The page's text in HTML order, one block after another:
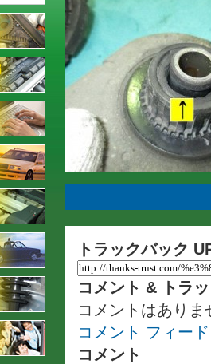
トラックバック
コメント & トラ
コメントはありま
コメント フィード
コメント